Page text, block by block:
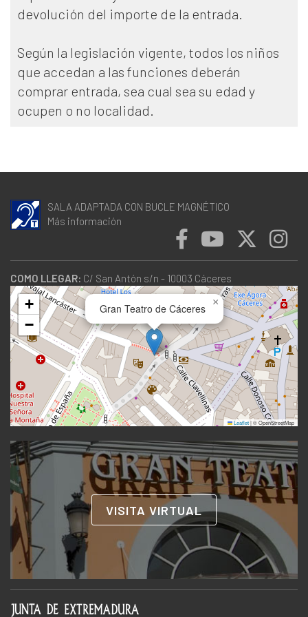
devolución del importe de la entrada.
Según la legislación vigente, todos los niños
que accedan a las funciones deberán
comprar entrada, sea cual sea su edad y
ocupen o no localidad.
SALA ADAPTADA CON BUCLE MAGNÉTICO
Más información
COMO LLEGAR: C/ San Antón s/n - 10003 Cáceres
Gran Teatro de Cáceres ×
+
−
Leaflet|© OpenStreetMap
VISITA VIRTUAL